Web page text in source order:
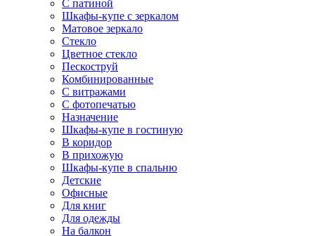
С патиной
Шкафы-купе с зеркалом
Матовое зеркало
Стекло
Цветное стекло
Пескоструй
Комбинированные
С витражами
С фотопечатью
Назначение
Шкафы-купе в гостиную
В коридор
В прихожую
Шкафы-купе в спальню
Детские
Офисные
Для книг
Для одежды
На балкон